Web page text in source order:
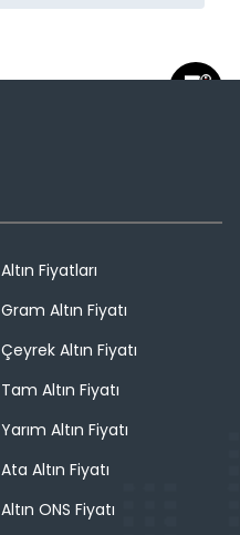
Altın Fiyatları
Gram Altın Fiyatı
Çeyrek Altın Fiyatı
Tam Altın Fiyatı
Yarım Altın Fiyatı
Ata Altın Fiyatı
Altın ONS Fiyatı